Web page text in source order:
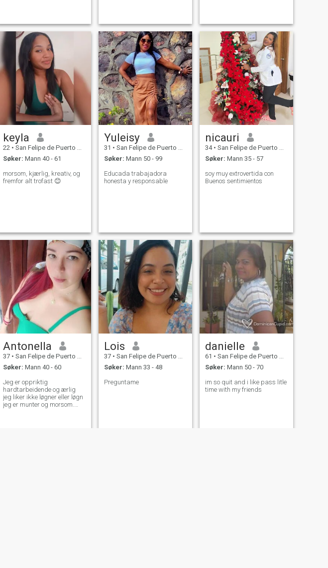
keyla
22 • San Felipe de Puerto Plata, Puerto Plata, Den Dominikanske R...
Søker: Mann 40 - 61
morsom, kjærlig, kreativ, og
fremfor alt trofast 😊
Yuleisy
31 • San Felipe de Puerto Plata, Puerto Plata, Den Dominikanske R...
Søker: Mann 50 - 99
Educada trabajadora
honesta y responsable
nicauri
34 • San Felipe de Puerto Plata, Puerto Plata, Den Dominikanske R...
Søker: Mann 35 - 57
soy muy extrovertida con
Buenos sentimientos
Antonella
37 • San Felipe de Puerto Plata, Puerto Plata, Den Dominikanske R...
Søker: Mann 40 - 60
Jeg er oppriktig
hardtarbeidende og ærlig
jeg liker ikke løgner eller løgn
jeg er munter og morsom.
Lois
37 • San Felipe de Puerto Plata, Puerto Plata, Den Dominikanske R...
Søker: Mann 33 - 48
Preguntame
danielle
61 • San Felipe de Puerto Plata, Puerto Plata, Den Dominikanske R...
Søker: Mann 50 - 70
im so quit and i like pass litle
time with my friends